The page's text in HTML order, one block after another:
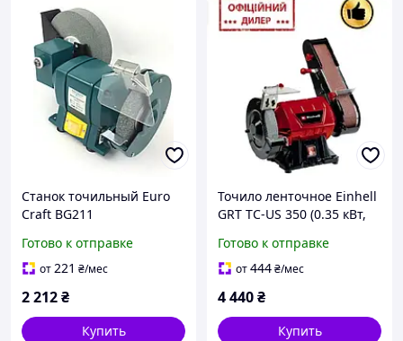
Станок точильный Euro
Craft BG211
Готово к отправке
от221 ₴/мес
2 212₴
Купить
Точило ленточное Einhell
GRT TC-US 350 (0.35 кВт,
станок, Наждак гриндер
Готово к отправке
от444₴/мес
4 440₴
Купить